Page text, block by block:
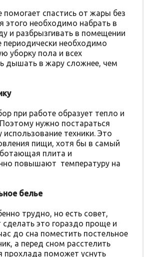
помогает спастись от жары без
этого необходимо набрать в
и разбрызгивать в помещении
необходимо
уборку пола и всех
дышать в жару сложнее, чем
при работе образует тепло и
нужно постараться
техники. Это
пищи, хотя бы в самый
плита и
повышают температуру на
белье
трудно, но есть совет,
это гораздо проще и
до сна поместить постельное
а перед сном расстелить
прохлада поможет уснуть